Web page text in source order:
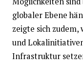
globaler Ebene
zeigte sich
und
Infrastruktur